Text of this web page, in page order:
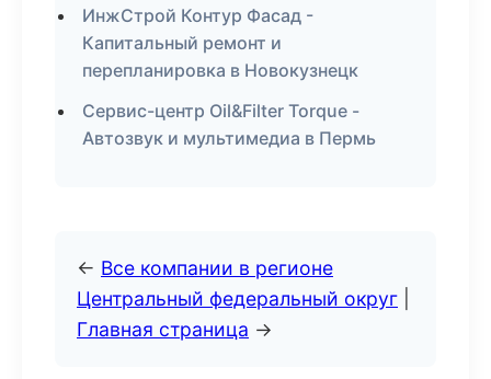
ИнжСтрой Контур Фасад -
Капитальный ремонт и
перепланировка в Новокузнецк
Сервис-центр Oil&Filter Torque -
Автозвук и мультимедиа в Пермь
← Все компании в регионе
Центральный федеральный округ
Главная страница →